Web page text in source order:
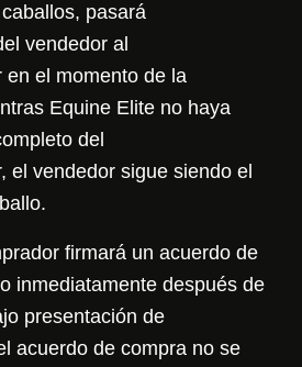
pasará
vendedor al
en el momento de la
Equine Elite no haya
del
el vendedor sigue siendo el
firmará un acuerdo de
inmediatamente después de
presentación de
acuerdo de compra no se